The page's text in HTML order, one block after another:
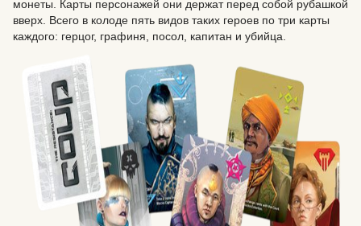
монеты. Карты персонажей они держат перед собой рубашкой
вверх. Всего в колоде пять видов таких героев по три карты
каждого: герцог, графиня, посол, капитан и убийца.